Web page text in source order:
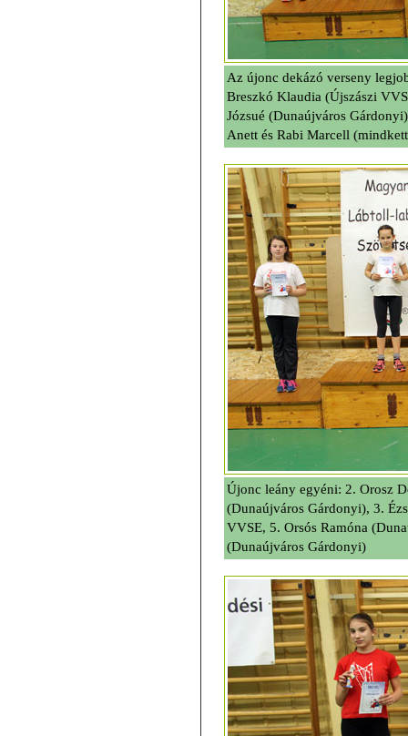
Az újonc dekázó verseny
Breszkó Klaudia (Újszászi
Józsué (Dunaújváros
Anett és Rabi Marcell
Újonc leány egyéni: 2. Orosz
(Dunaújváros Gárdonyi), 3.
VVSE, 5. Orsós Ramóna
(Dunaújváros Gárdonyi)